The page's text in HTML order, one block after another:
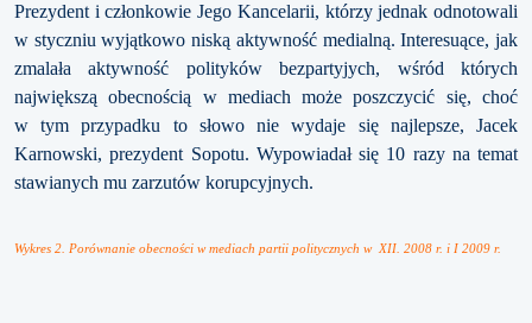
Prezydent i członkowie Jego Kancelarii, którzy jednak odnotowali
w styczniu wyjątkowo niską aktywność medialną. Interesuące, jak
zmalała aktywność polityków bezpartyjych, wśród których
największą obecnością w mediach może poszczycić się, choć
w tym przypadku to słowo nie wydaje się najlepsze, Jacek
Karnowski, prezydent Sopotu. Wypowiadał się 10 razy na temat
stawianych mu zarzutów korupcyjnych.
Wykres 2. Porównanie obecności w mediach partii politycznych w XII. 2008 r. i I 2009 r.